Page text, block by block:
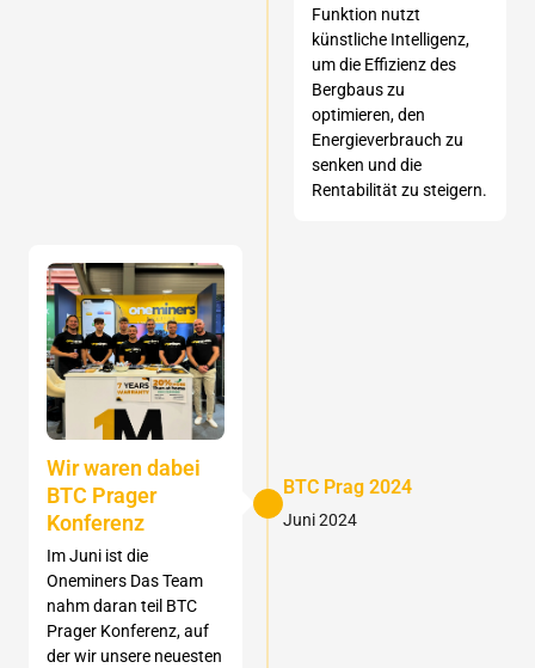
Funktion nutzt
künstliche Intelligenz,
um die Effizienz des
Bergbaus zu
optimieren, den
Energieverbrauch zu
senken und die
Rentabilität zu steigern.
BTC Prag 2024
Juni 2024
Wir waren dabei
BTC Prager
Konferenz
Im Juni ist die
Oneminers Das Team
nahm daran teil BTC
Prager Konferenz, auf
der wir unsere neuesten